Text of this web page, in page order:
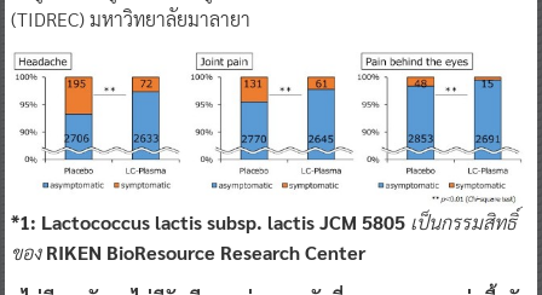
*1: Lactococcus lactis subsp. lactis JCM 5805เป็นกรรมสิทธิ์
· ไม่มีทางรักษาไม่มีวัคซีน…แต่ความหวังที่จะลดอาการเหล่านี้กลับ